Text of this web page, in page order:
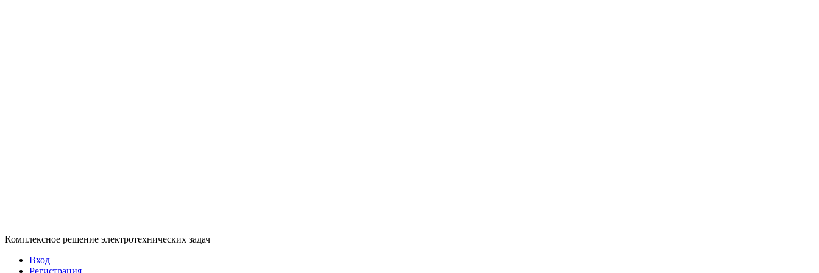
Комплексное решение электротехнических задач
Вход
Регистрация